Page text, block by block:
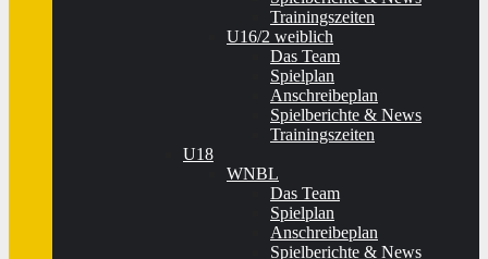
Trainingszeiten
U16/2 weiblich
Das Team
Spielplan
Anschreibeplan
Spielberichte & News
Trainingszeiten
U18
WNBL
Das Team
Spielplan
Anschreibeplan
Spielberichte & News